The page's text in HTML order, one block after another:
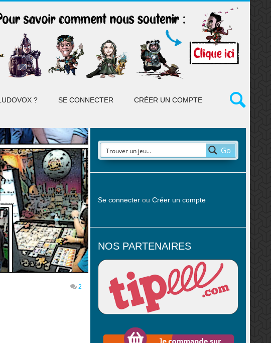
? SE CONNECTER CRÉER UN COMPTE
2
Go
Se connecterou Créer un compte
NOS PARTENAIRES